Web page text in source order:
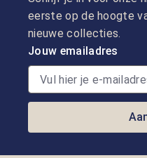
eerste op de hoogte
nieuwe collecties.
Jouw emailadres